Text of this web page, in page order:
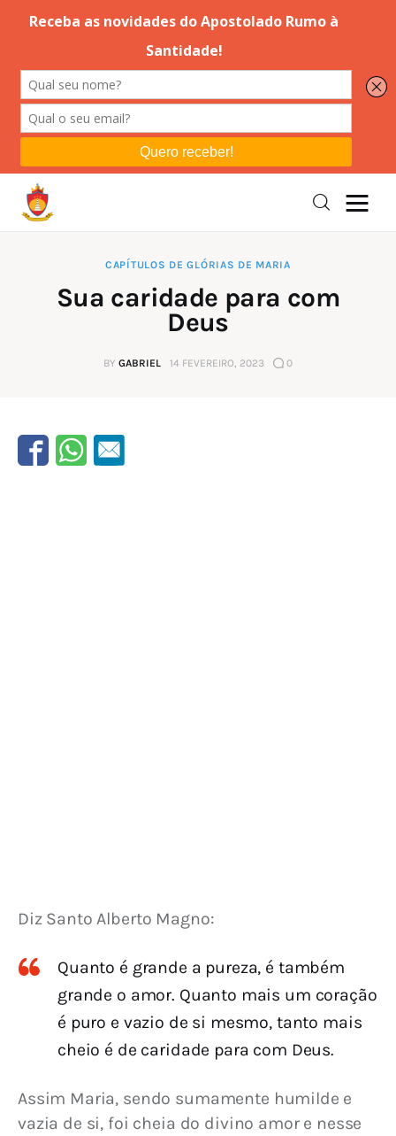
Editorial
Orações
Instruções
Espiritualidade
CAPÍTULOS DE GLÓRIAS DE MARIA
Sua caridade para com
Deus
BY GABRIEL 14 FEVEREIRO, 2023 0
Diz Santo Alberto Magno:
Quanto é grande a pureza, é também
grande o amor. Quanto mais um coração
é puro e vazio de si mesmo, tanto mais
cheio é de caridade para com Deus.
Assim Maria, sendo sumamente humilde e
vazia de si, foi cheia do divino amor e nesse